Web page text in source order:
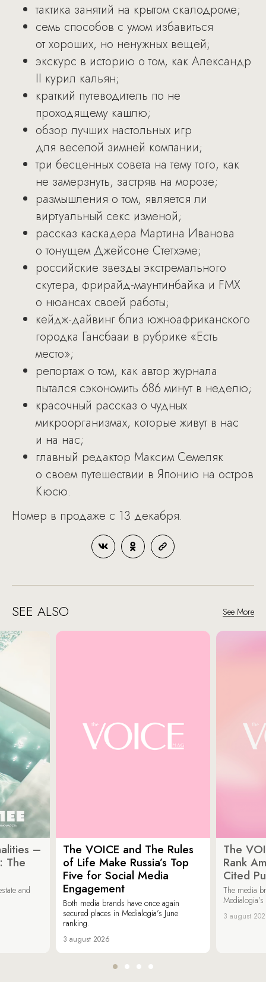
тактика занятий на крытом скалодроме;
семь способов с умом избавиться
от хороших, но ненужных вещей;
экскурс в историю о том, как Александр
II курил кальян;
краткий путеводитель по не
проходящему кашлю;
обзор лучших настольных игр
для веселой зимней компании;
три бесценных совета на тему того, как
не замерзнуть, застряв на морозе;
размышления о том, является ли
виртуальный секс изменой;
рассказ каскадера Мартина Иванова
о тонущем Джейсоне Стетхэме;
российские звезды экстремального
скутера, фрирайд-маунтинбайка и FMX
о нюансах своей работы;
кейдж-дайвинг близ южноафриканского
городка Гансбааи в рубрике «Есть
место»;
репортаж о том, как автор журнала
пытался сэкономить 686 минут в неделю;
красочный рассказ о чудных
микроорганизмах, которые живут в нас
и на нас;
главный редактор Максим Семеляк
о своем путешествии в Японию на остров
Кюсю.
Номер в продаже с 13 декабря.
SEE ALSO See More
–
The
and
The VOICE and The Rules
of Life Make Russia’s Top
Five for Social Media
Engagement
Both media brands have once again
secured places in Medialogia’s June
ranking.
3 august 2026
The
Rank
Cited
The media
3 august